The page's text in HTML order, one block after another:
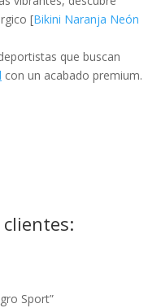
[Bikini Naranja Neón
que buscan
con un acabado premium.
Sport”